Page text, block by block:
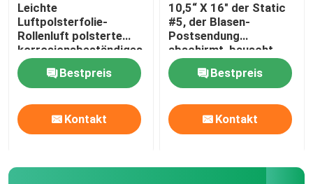
Seidenpapierverpackung
Streck- und Schrumpffilm
Reißverschluss-Blasen-Taschen
ESD, der Taschen abschirmt
Leichte
Luftpolsterfolie-
Rollenluft polsterte
korrosionsbeständiges
95x155mm #A
Bestpreis
Kontakt
10,5“ X 16" der Static
#5, der Blasen-
Postsendung
abschirmt, bauscht
sich,/kleine
Luftpolsterfolie-Beutel
Bestpreis
Kontakt